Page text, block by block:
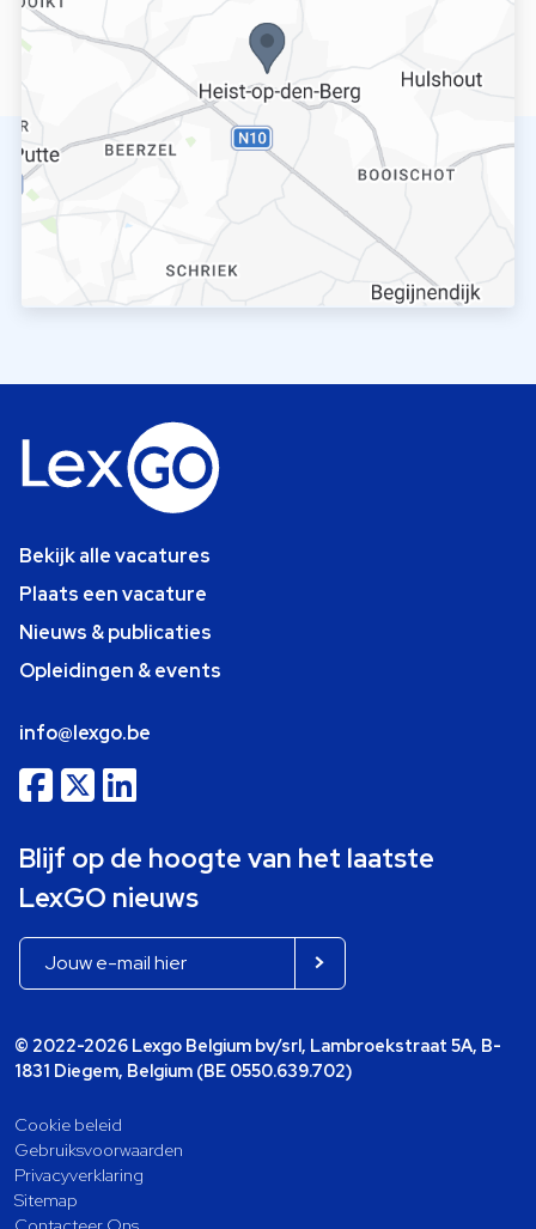
Bekijk alle vacatures
Plaats een vacature
Nieuws & publicaties
Opleidingen & events
info@lexgo.be
Blijf op de hoogte van het laatste
LexGO nieuws
© 2022-2026 Lexgo Belgium bv/srl, Lambroekstraat 5A, B-
1831 Diegem, Belgium (BE 0550.639.702)
Cookie beleid
Gebruiksvoorwaarden
Privacyverklaring
Sitemap